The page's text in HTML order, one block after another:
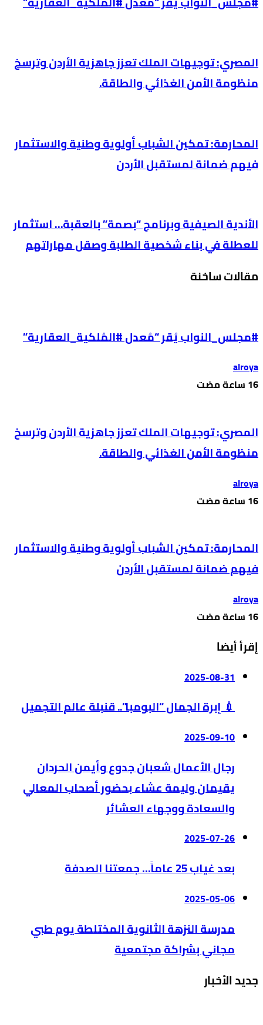
المصري: توجيهات الملك تعزز جاهزية الأردن وترسخ
منظومة الأمن الغذائي والطاقة.
المحارمة: تمكين الشباب أولوية وطنية والاستثمار
فيهم ضمانة لمستقبل الأردن
الأندية الصيفية وبرنامج “بصمة” بالعقبة… استثمار
للعطلة في بناء شخصية الطلبة وصقل مهاراتهم
مقالات ساخنة
#مجلس_النواب يُقر “مُعدل #المُلكية_العقارية”
alroya
المصري: توجيهات الملك تعزز جاهزية الأردن وترسخ
منظومة الأمن الغذائي والطاقة.
alroya
المحارمة: تمكين الشباب أولوية وطنية والاستثمار
فيهم ضمانة لمستقبل الأردن
alroya
إقرأ أيضا
2025-08-31
💉 إبرة الجمال “البومبا”.. قنبلة عالم التجميل
2025-09-10
رجال الأعمال شعبان جدوع وأيمن الحردان
يقيمان وليمة عشاء بحضور أصحاب المعالي
والسعادة ووجهاء العشائر
2025-07-26
بعد غياب 25 عاماً… جمعتنا الصدفة
2025-05-06
مدرسة النزهة الثانوية المختلطة يوم طبي
مجاني بشراكة مجتمعية
جديد الأخبار